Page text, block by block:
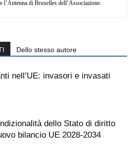
l’Antenna di Bruxelles dell’Associazione.
Dello stesso autore
nell’UE: invasori e invasati
dello Stato di diritto
bilancio UE 2028-2034